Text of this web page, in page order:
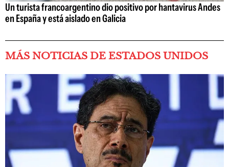
Un turista francoargentino dio positivo por hantavirus Andes
en España y está aislado en Galicia
MÁS NOTICIAS DE ESTADOS UNIDOS